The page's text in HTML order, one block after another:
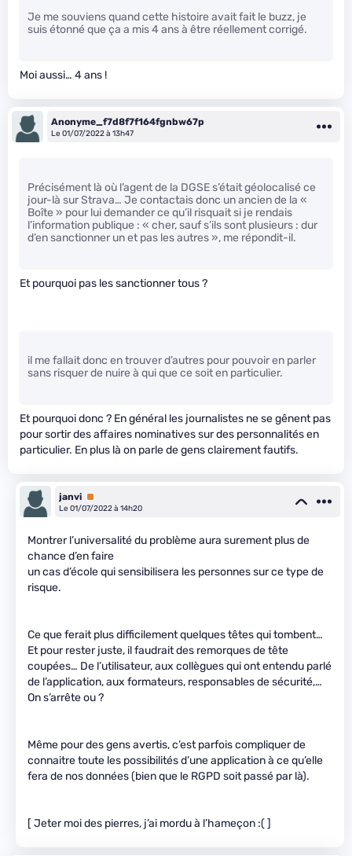
Je me souviens quand cette histoire avait fait le buzz, je
suis étonné que ça a mis 4 ans à être réellement corrigé.
Moi aussi… 4 ans !
Anonyme_f7d8f7f164fgnbw67p
Le 01/07/2022 à 13h47
Précisément là où l’agent de la DGSE s’était géolocalisé ce
jour-là sur Strava… Je contactais donc un ancien de la «
Boîte » pour lui demander ce qu’il risquait si je rendais
l’information publique : « cher, sauf s’ils sont plusieurs : dur
d’en sanctionner un et pas les autres », me répondit-il.
Et pourquoi pas les sanctionner tous ?
il me fallait donc en trouver d’autres pour pouvoir en parler
sans risquer de nuire à qui que ce soit en particulier.
Et pourquoi donc ? En général les journalistes ne se gênent pas
pour sortir des affaires nominatives sur des personnalités en
particulier. En plus là on parle de gens clairement fautifs.
janvi Premium
Le 01/07/2022 à 14h20
Montrer l’universalité du problème aura surement plus de
chance d’en faire
un cas d’école qui sensibilisera les personnes sur ce type de
risque.
Ce que ferait plus difficilement quelques têtes qui tombent…
Et pour rester juste, il faudrait des remorques de tête
coupées… De l’utilisateur, aux collègues qui ont entendu parlé
de l’application, aux formateurs, responsables de sécurité,…
On s’arrête ou ?
Même pour des gens avertis, c’est parfois compliquer de
connaitre toute les possibilités d’une application à ce qu’elle
fera de nos données (bien que le RGPD soit passé par là).
[ Jeter moi des pierres, j’ai mordu à l’hameçon :( ]